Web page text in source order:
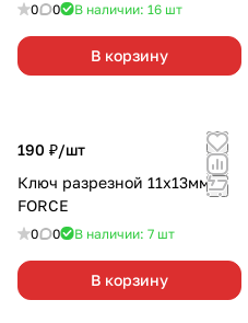
0 0 В наличии: 16 шт
В корзину
190 ₽/шт
Ключ разрезной 11х13мм
FORCE
0 0 В наличии: 7 шт
В корзину